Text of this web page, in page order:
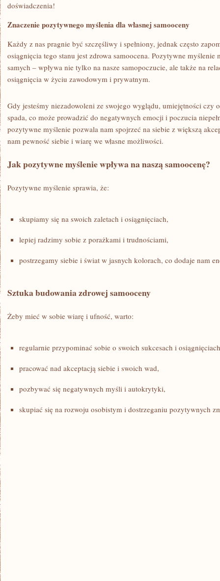
doświadczenia!
Znaczenie pozytywnego myślenia dla własnej samooceny
Każdy z nas pragnie być szczęśliwy i ⁣spełniony, jednak często
osiągnięcia tego stanu ​jest zdrowa samoocena. Pozytywne myślenie
samych – wpływa nie ⁢tylko na nasze samopoczucie, ale także na
osiągnięcia⁣ w życiu zawodowym i prywatnym.
Gdy jesteśmy niezadowoleni ze swojego wyglądu,⁢ umiejętności czy
spada,⁤ co może prowadzić do negatywnych emocji i poczucia
pozytywne ⁤myślenie pozwala nam spojrzeć na siebie z⁣ większą
nam pewność siebie i wiarę we⁢ własne​ możliwości.
Jak pozytywne myślenie wpływa na naszą samoocenę?
Pozytywne myślenie sprawia, że:
skupiamy ⁢się ⁤na swoich zaletach ‍i osiągnięciach,
lepiej⁤ radzimy sobie z porażkami i trudnościami,
postrzegamy siebie i ‌świat w jasnych kolorach, co dodaje nam
Sztuka budowania zdrowej samooceny
Żeby mieć w sobie wiarę i ufność, warto:
regularnie przypominać sobie o swoich sukcesach i
pracować nad akceptacją siebie i swoich wad,
pozbywać się negatywnych myśli i autokrytyki,
skupiać się⁣ na rozwoju osobistym i dostrzeganiu pozytywnych